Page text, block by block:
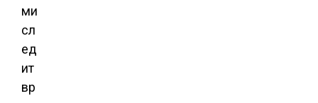
ми
сл
ед
ит
вр